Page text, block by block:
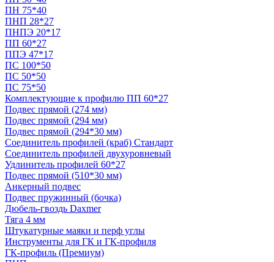
ПН 75*40
ПНП 28*27
ПНПЭ 20*17
ПП 60*27
ППЭ 47*17
ПС 100*50
ПС 50*50
ПС 75*50
Комплектующие к профилю ПП 60*27
Подвес прямой (274 мм)
Подвес прямой (294 мм)
Подвес прямой (294*30 мм)
Соединитель профилей (краб) Стандарт
Соединитель профилей двухуровневый
Удлинитель профилей 60*27
Подвес прямой (510*30 мм)
Анкерный подвес
Подвес пружинный (бочка)
Дюбель-гвоздь Daxmer
Тяга 4 мм
Штукатурные маяки и перф углы
Инструменты для ГК и ГК-профиля
ГК-профиль (Премиум)